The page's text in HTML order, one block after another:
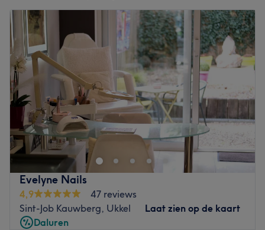
Evelyne Nails
4,9
47 reviews
Sint-Job Kauwberg, Ukkel
Laat zien op de kaart
Daluren